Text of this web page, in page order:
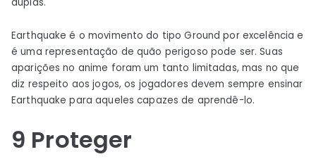
Earthquake é o movimento do tipo Ground por excelência e
é uma representação de quão perigoso pode ser. Suas
aparições no anime foram um tanto limitadas, mas no que
diz respeito aos jogos, os jogadores devem sempre ensinar
Earthquake para aqueles capazes de aprendê-lo.
9 Proteger